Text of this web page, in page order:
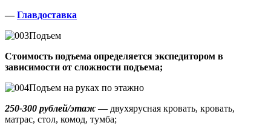
—Главдоставка
Подъем
Стоимость подъема определяется экспедитором в
зависимости от сложности подъема;
Подъем на руках по этажно
250-300 рублей/этаж — двухярусная кровать, кровать,
матрас, стол, комод, тумба;